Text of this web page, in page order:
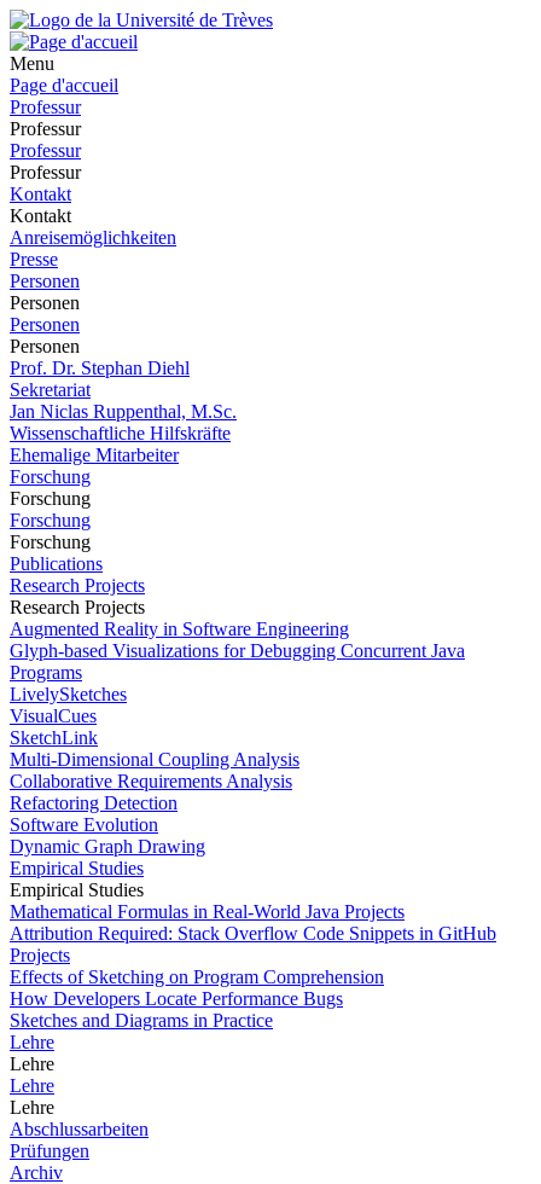
Menu
Page d'accueil
Professur
Professur
Professur
Professur
Kontakt
Kontakt
Anreisemöglichkeiten
Presse
Personen
Personen
Personen
Personen
Prof. Dr. Stephan Diehl
Sekretariat
Jan Niclas Ruppenthal, M.Sc.
Wissenschaftliche Hilfskräfte
Ehemalige Mitarbeiter
Forschung
Forschung
Forschung
Forschung
Publications
Research Projects
Research Projects
Augmented Reality in Software Engineering
Glyph-based Visualizations for Debugging Concurrent Java
Programs
LivelySketches
VisualCues
SketchLink
Multi-Dimensional Coupling Analysis
Collaborative Requirements Analysis
Refactoring Detection
Software Evolution
Dynamic Graph Drawing
Empirical Studies
Empirical Studies
Mathematical Formulas in Real-World Java Projects
Attribution Required: Stack Overflow Code Snippets in GitHub
Projects
Effects of Sketching on Program Comprehension
How Developers Locate Performance Bugs
Sketches and Diagrams in Practice
Lehre
Lehre
Lehre
Lehre
Abschlussarbeiten
Prüfungen
Archiv